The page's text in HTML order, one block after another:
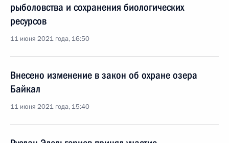
рыболовства и сохранения биологических
ресурсов
11 июня 2021 года, 16:50
Внесено изменение в закон об охране озера
Байкал
11 июня 2021 года, 15:40